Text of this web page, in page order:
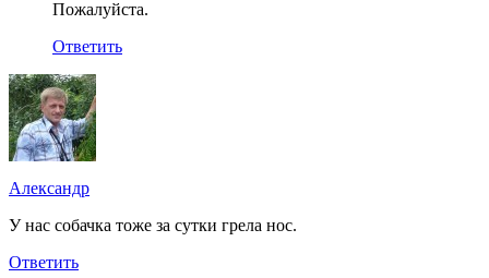
Пожалуйста.
Ответить
Александр
У нас собачка тоже за сутки грела нос.
Ответить